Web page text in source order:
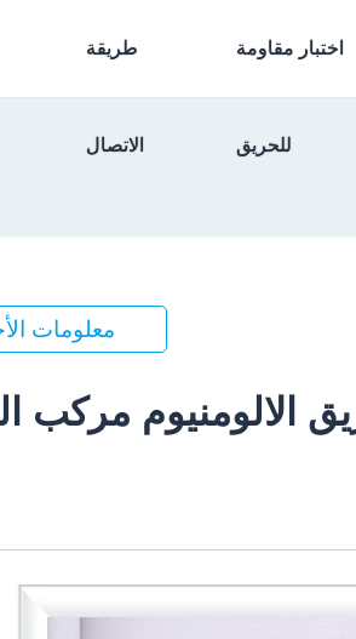
اختبار مقاومة
للحريق
طريقة
الاتصال
معلومات
الالومنيوم مركب